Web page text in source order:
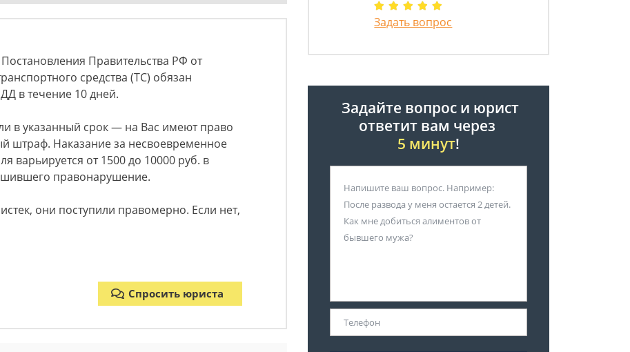
Правительства РФ от
средства (ТС) обязан
в течение 10 дней.
в указанный срок — на Вас имеют право
штраф. Наказание за несвоевременное
варьируется от 1500 до 10000 руб. в
правонарушение.
они поступили правомерно. Если нет,
Спросить юриста
Задать вопрос
Задайте вопрос и юрист
ответит вам через
5 минут!